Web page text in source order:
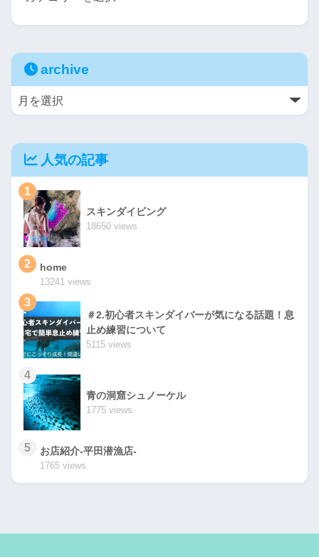
archive
人気の記事
1
スキンダイビング
18650 views
2 home
13241 views
3
＃2.初心者スキンダイバーが気になる話題！息
止め練習について
5115 views
4
青の洞窟シュノーケル
1775 views
5 お店紹介-平田潜漁店-
1765 views